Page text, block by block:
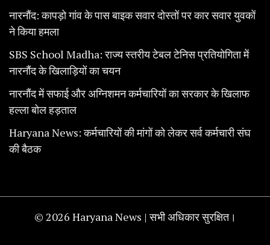
नारनौंद: कापड़ो गांव के पास बाइक सवार दोस्तों पर कार सवार युवकों
ने किया हमला
SBS School Madha: राज्य स्तरीय टेबल टेनिस प्रतियोगिता में
नारनौंद के खिलाड़ियों का चयन
नारनौंद में सफाई और अग्निशमन कर्मचारियों का सरकार के खिलाफ
हल्ला बोल हड़ताल
Haryana News: कर्मचारियों की मांगों को लेकर सर्व कर्मचारी संघ
की बैठक
© 2026 Haryana News | सभी अधिकार सुरक्षित।